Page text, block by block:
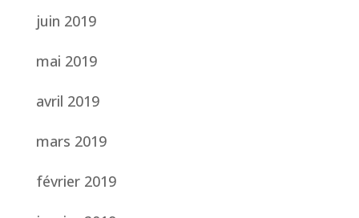
juin 2019
mai 2019
avril 2019
mars 2019
février 2019